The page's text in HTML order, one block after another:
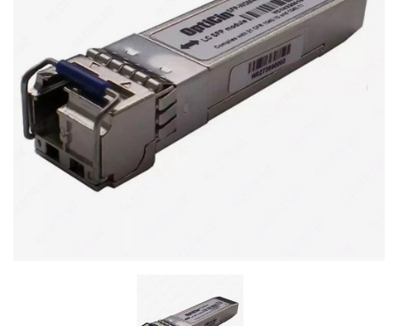
UPS Uninterruptible Power Supply
Headphones
Mouses and keybords
Cooling systems
Server equipment